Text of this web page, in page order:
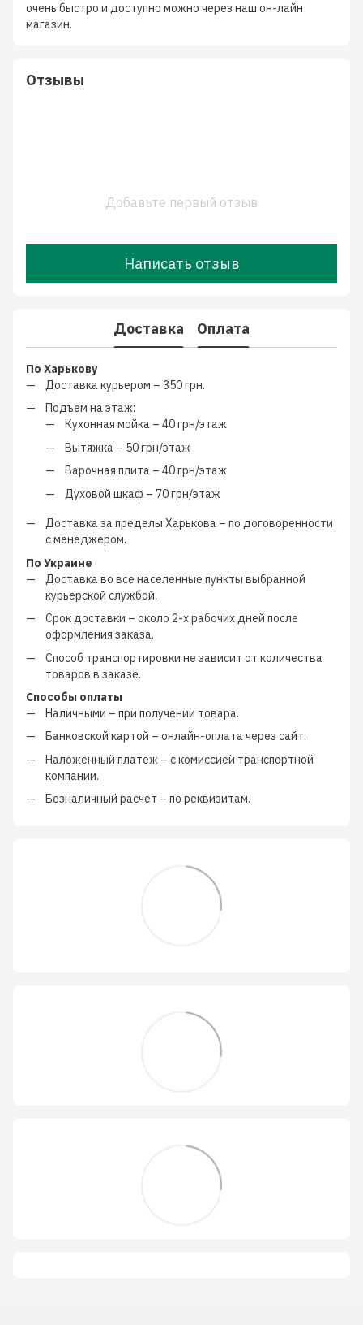
очень быстро и доступно можно через наш он-лайн
магазин.
Отзывы
Добавьте первый отзыв
Написать отзыв
Доставка Оплата
По Харькову
Доставка курьером – 350 грн.
Подъем на этаж:
Кухонная мойка – 40 грн/этаж
Вытяжка – 50 грн/этаж
Варочная плита – 40 грн/этаж
Духовой шкаф – 70 грн/этаж
Доставка за пределы Харькова – по договоренности
с менеджером.
По Украине
Доставка во все населенные пункты выбранной
курьерской службой.
Срок доставки – около 2-х рабочих дней после
оформления заказа.
Способ транспортировки не зависит от количества
товаров в заказе.
Способы оплаты
Наличными – при получении товара.
Банковской картой – онлайн-оплата через сайт.
Наложенный платеж – скомиссией транспортной
компании.
Безналичный расчет – по реквизитам.